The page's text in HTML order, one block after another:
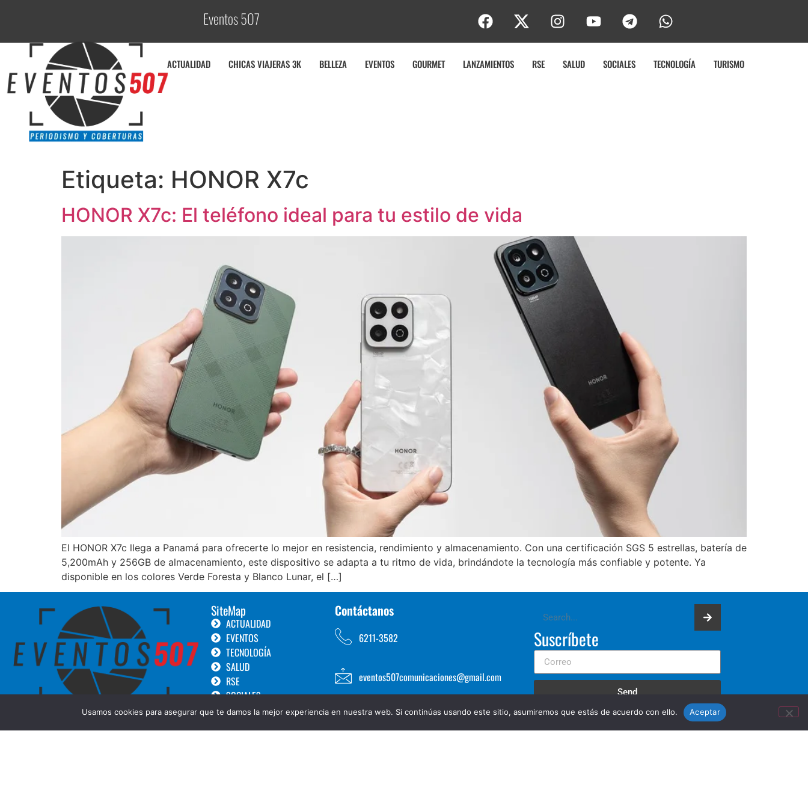
Eventos 507C
ACTUALIDAD CHICAS VIAJERAS 3K BELLEZA EVENTOS GOURMET LANZAMIENTOS RSE SALUD SOCIALES TECNOLOGÍA TURISMO
Etiqueta: HONOR X7c
HONOR X7c: El teléfono ideal para tu estilo de vida
El HONOR X7c llega a Panamá para ofrecerte lo mejor en resistencia, rendimiento y almacenamiento. Con una certificación SGS 5 estrellas, batería de
5,200mAh y 256GB de almacenamiento, este dispositivo se adapta a tu ritmo de vida, brindándote la tecnología más confiable y potente. Ya
disponible en los colores Verde Foresta y Blanco Lunar, el […]
SiteMap
ACTUALIDAD
EVENTOS
TECNOLOGÍA
SALUD
RSE
SOCIALES
TURISMO
Contáctanos
6211-3582
eventos507comunicaciones@gmail.com
Suscríbete
Send
Usamos cookies para asegurar que te damos la mejor experiencia en nuestra web. Si continúas usando este sitio, asumiremos que estás de acuerdo con ello. Aceptar